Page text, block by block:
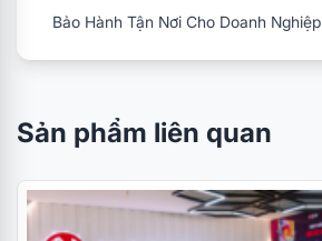
Bảo Hành Tận Nơi Cho Doanh Nghiệp
Sản phẩm liên quan